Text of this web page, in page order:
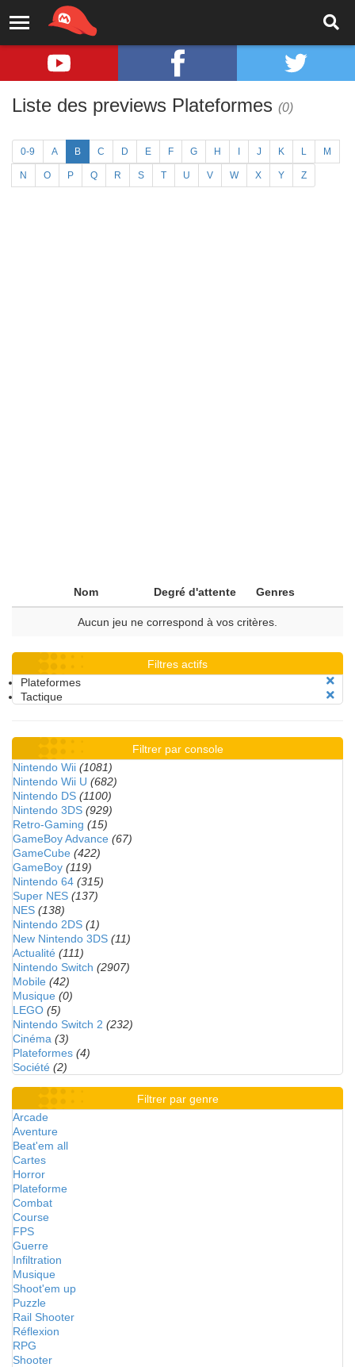
Liste des previews Plateformes (0)
0-9 A B C D E F G H J K L M
N O P Q R S T U V W X Y Z
Nom Degré d'attente Genres
Aucun jeu ne correspond à vos critères.
Filtres actifs
Plateformes
Tactique
Filtrer par console
Nintendo Wii (1081)
Nintendo Wii U (682)
Nintendo DS (1100)
Nintendo 3DS (929)
Retro-Gaming (15)
GameBoy Advance (67)
GameCube (422)
GameBoy (119)
Nintendo 64 (315)
Super NES (137)
NES (138)
Nintendo 2DS (1)
New Nintendo 3DS (11)
Actualité (111)
Nintendo Switch (2907)
Mobile (42)
Musique (0)
LEGO (5)
Nintendo Switch 2 (232)
Cinéma (3)
Plateformes (4)
Société (2)
Filtrer par genre
Arcade
Aventure
Beat'em all
Cartes
Horror
Plateforme
Combat
Course
FPS
Guerre
Infiltration
Musique
Shoot'em up
Puzzle
Rail Shooter
Réflexion
RPG
Shooter